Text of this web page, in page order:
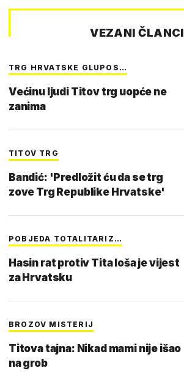
VEZANI ČLANCI
TRG HRVATSKE GLUPOS…
Većinu ljudi Titov trg uopće ne
zanima
TITOV TRG
Bandić: 'Predložit ću da se trg
zove Trg Republike Hrvatske'
POBJEDA TOTALITARIZ…
Hasin rat protiv Tita loša je vijest
za Hrvatsku
BROZOV MISTERIJ
Titova tajna: Nikad mami nije išao
na grob